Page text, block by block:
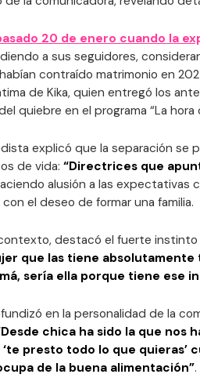
20 de enero cuando la
a sus seguidores,
contraído matrimonio en
de Kika, quien entregó los
quiebre en el programa “La hora
explicó que la separación se
de vida: “Directrices que
alusión a las expectativas
el deseo de formar una familia.
destacó el fuerte instinto
que las tiene
sería ella porque tiene ese
en la personalidad de la
chica ha sido la que nos
presto todo lo que quieras’
de la buena alimentación”.